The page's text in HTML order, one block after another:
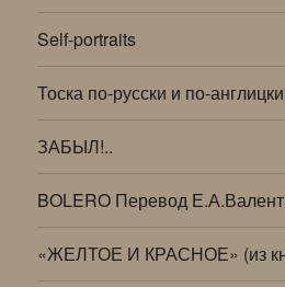
Self-portraits
Тоска по-русски и по-англицки
ЗАБЫЛ!..
BOLERO Перевод
«ЖЕЛТОЕ И КРАСНОЕ» (из